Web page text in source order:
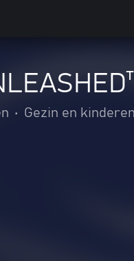
• Gezin en kinderen